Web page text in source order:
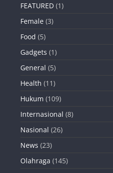
FEATURED (1)
Female (3)
Food (5)
Gadgets (1)
General (5)
Health (11)
Hukum (109)
Internasional (8)
Nasional (26)
News (23)
Olahraga (145)